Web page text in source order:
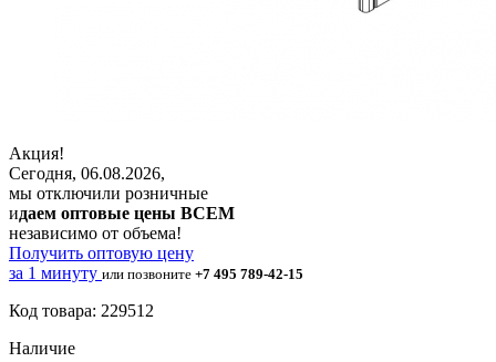
Акция!
Сегодня, 06.08.2026,
мы отключили розничные
идаем оптовые цены ВСЕМ
независимо от объема!
Получить оптовую цену
за 1 минуту или позвоните +7 495 789-42-15
Код товара: 229512
Наличие